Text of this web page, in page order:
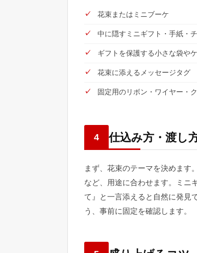
花束またはミニブーケ
中に隠すミニギフト・手紙・
ギフトを保護する小さな袋や
花束に添えるメッセージタグ
固定用のリボン・ワイヤー・
4 仕込み方・渡し
まず、花束のテーマを決めます
など、用途に合わせます。ミニ
て』と一言添えると自然に発見
う、事前に固定を確認します。